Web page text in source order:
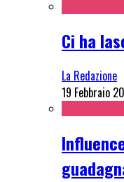
Ci ha
La Redazione
19 Febbraio